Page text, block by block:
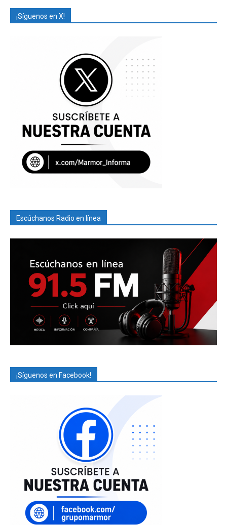
¡Síguenos en X!
Escúchanos Radio en línea
¡Síguenos en Facebook!